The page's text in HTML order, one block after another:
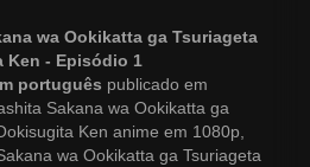
wa Ookikatta ga Tsuriageta
Ken - Episódio 1
português publicado em
Sakana wa Ookikatta ga
Ken anime em 1080p,
wa Ookikatta ga Tsuriageta